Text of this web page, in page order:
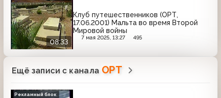
08:33
Клуб путешественников (ОРТ,
17.06.2001) Мальта во время Второй
Мировой войны
7 мая 2025, 13:27 495
Ещё записи с канала ОРТ
Рекламный блок